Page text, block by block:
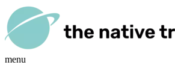
menu